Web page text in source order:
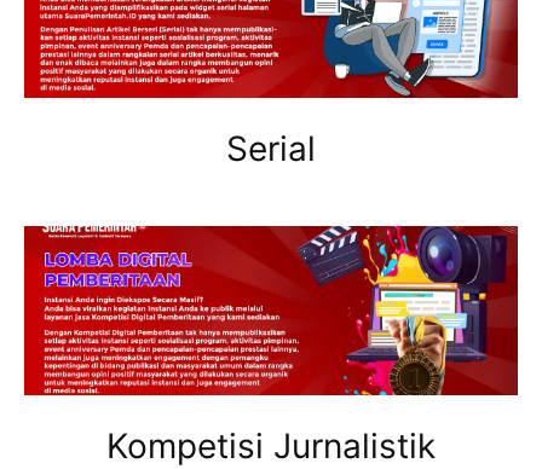
Serial
Kompetisi Jurnalistik